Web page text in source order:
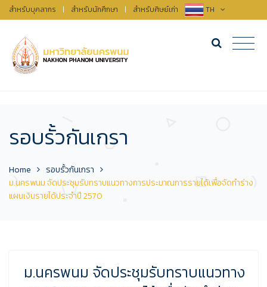
สำหรับบุคลากร | สำหรับนักศึกษา | สำหรับศิษย์เก่า TH
รอบรั้วกันเกรา
Home
รอบรั้วกันเกรา
ม.นครพนม จัดประชุมรับทราบแนวทางการประมาณการรายได้เพื่อจัดทำร่าง
แผนเงินรายได้ประจำปี 2570
ม.นครพนม จัดประชุมรับทราบแนวทาง